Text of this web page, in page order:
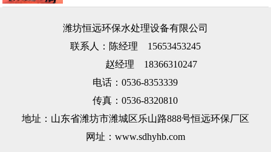
潍坊恒远环保水处理设备有限公司
联系人：陈经理 15653453245
赵经理 18366310247
电话：0536-8353339
传真：0536-8320810
地址：山东省潍坊市潍城区乐山路888号恒远环保厂区
网址：www.sdhyhb.com